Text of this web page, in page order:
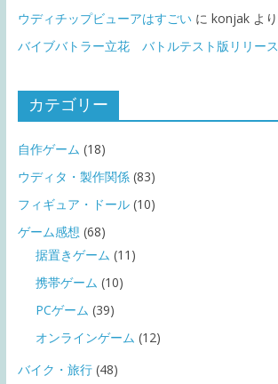
ウディチップビューアはすごいに konjakより
バイブバトラー立花 バトルテスト版リリース
カテゴリー
自作ゲーム (18)
ウディタ・製作関係(83)
フィギュア・ドール(10)
ゲーム感想 (68)
据置きゲーム (11)
携帯ゲーム (10)
PCゲーム (39)
オンラインゲーム (12)
バイク・旅行(48)